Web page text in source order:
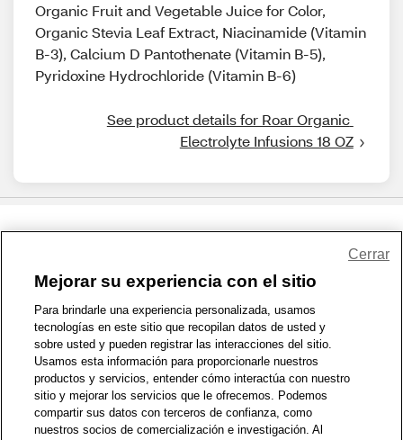
Organic Fruit and Vegetable Juice for Color,
Organic Stevia Leaf Extract, Niacinamide (Vitamin
B-3), Calcium D Pantothenate (Vitamin B-5),
Pyridoxine Hydrochloride (Vitamin B-6)
See product details for Roar Organic
Electrolyte Infusions 18 OZ
1-800-679-9691 | Contáctenos | Términos de Uso | Accesibilidad
Política de Privacidad | WA Privacy Policy | Mapa del sitio
Zona de Bienestar | © 1999 - 2026 CVS.com
Mejorar su experiencia con el sitio
Para brindarle una experiencia personalizada, usamos
tecnologías en este sitio que recopilan datos de usted y
sobre usted y pueden registrar las interacciones del sitio.
Usamos esta información para proporcionarle nuestros
productos y servicios, entender cómo interactúa con nuestro
sitio y mejorar los servicios que le ofrecemos. Podemos
compartir sus datos con terceros de confianza, como
nuestros socios de comercialización e investigación. Al
Cerrar